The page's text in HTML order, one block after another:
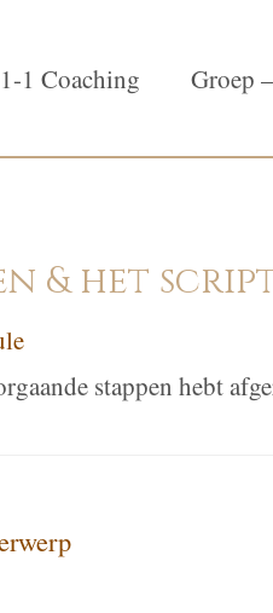
1-1 Coaching Groep
& het
stappen hebt